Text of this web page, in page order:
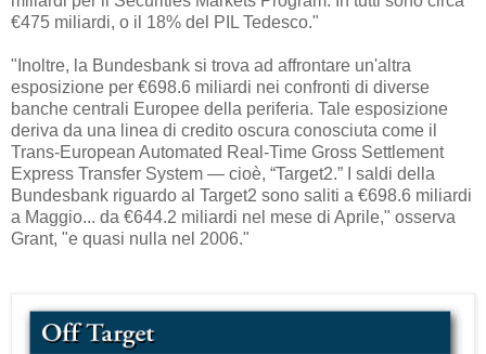
€475 miliardi, o il 18% del PIL Tedesco."
"Inoltre, la Bundesbank si trova ad affrontare un'altra
esposizione per €698.6 miliardi nei confronti di diverse
banche centrali Europee della periferia. Tale esposizione
deriva da una linea di credito oscura conosciuta come il
Trans-European Automated Real-Time Gross Settlement
Express Transfer System — cioè, “Target2.” I saldi della
Bundesbank riguardo al Target2 sono saliti a €698.6 miliardi
a Maggio... da €644.2 miliardi nel mese di Aprile," osserva
Grant, "e quasi nulla nel 2006."